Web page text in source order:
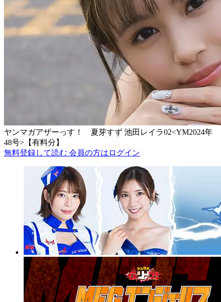
ヤンマガアザーっす！ 夏芽すず 池田レイラ02<YM2024年
48号>【有料分】
無料登録して読む 会員の方はログイン